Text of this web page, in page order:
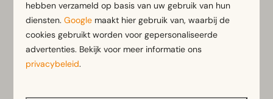
Slaapkamer
Eenpersoonsbed(den): 2
Eenpersoonsdekbedden en kussens
vr 07-08-2026 za 08-08-2026
do
6 aug
vr
7 aug
hebben verzameld op basis van uw gebruik van hun
diensten.Google maakt hier gebruik van, waarbij de
cookies gebruikt worden voor gepersonaliseerde
advertenties. Bekijk voor meer informatie ons
privacybeleid.